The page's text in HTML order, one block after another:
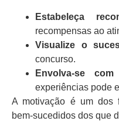
Estabeleça
recompensas ao
Visualize o
concurso.
Envolva-se
experiências pode
A motivação é um dos
bem-sucedidos dos que